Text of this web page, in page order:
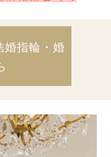
指輪・婚